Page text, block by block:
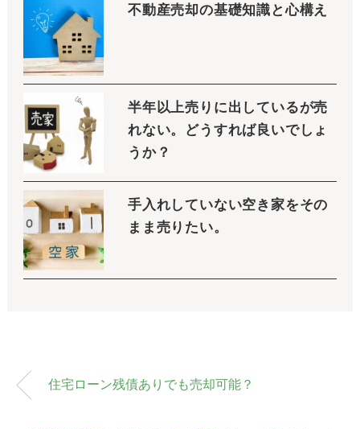
不動産売却の基礎知識と心構え
半年以上売りに出しているが売
れない。どうすれば良いでしょ
うか？
手入れしていない空き家をその
まま売りたい。
住宅ローン残債ありでも売却可能？